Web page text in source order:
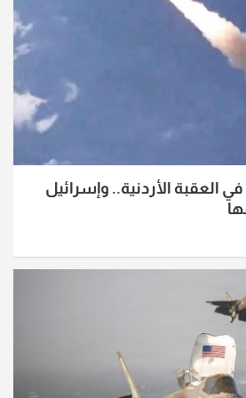
العقبة الأردنية.. وإسرائيل